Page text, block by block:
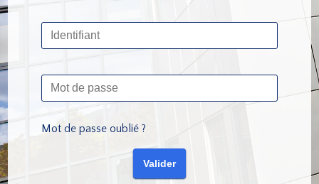
Mot de passe oublié ?